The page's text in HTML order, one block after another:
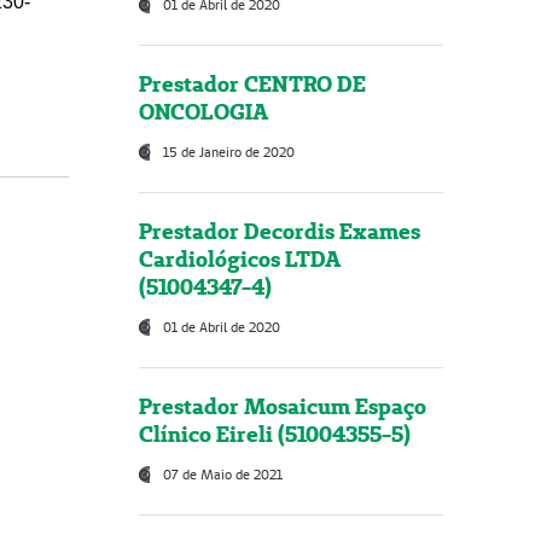
01 de Abril de 2020
Prestador CENTRO DE
ONCOLOGIA
15 de Janeiro de 2020
Prestador Decordis Exames
Cardiológicos LTDA
(51004347-4)
01 de Abril de 2020
Prestador Mosaicum Espaço
Clínico Eireli (51004355-5)
07 de Maio de 2021